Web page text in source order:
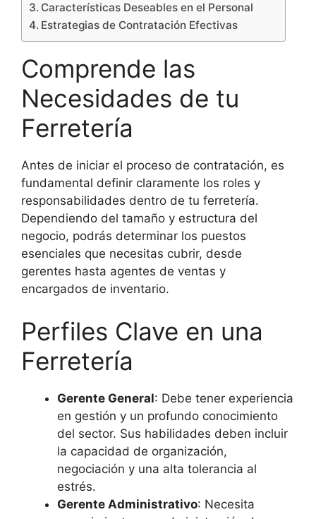
Características Deseables en el Personal
Estrategias de Contratación Efectivas
Comprende las
Necesidades de tu
Ferretería
Antes de iniciar el proceso de contratación, es
fundamental definir claramente los roles y
responsabilidades dentro de tu ferretería.
Dependiendo del tamaño y estructura del
negocio, podrás determinar los puestos
esenciales que necesitas cubrir, desde
gerentes hasta agentes de ventas y
encargados de inventario.
Perfiles Clave en una
Ferretería
Gerente General: Debe tener experiencia
en gestión y un profundo conocimiento
del sector. Sus habilidades deben incluir
la capacidad de organización,
negociación y una alta tolerancia al
estrés.
Gerente Administrativo: Necesita